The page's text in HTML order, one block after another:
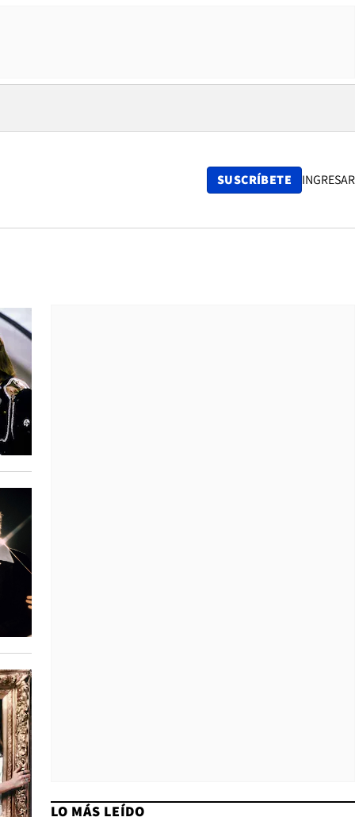
SUSCRÍBETE INGRESAR
LO MÁS LEÍDO